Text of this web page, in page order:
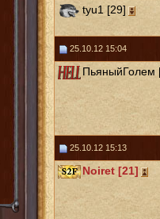
tyu1 [29]
25.10.12 15:04
ПьяныйГолем
25.10.12 15:13
Noiret [21]